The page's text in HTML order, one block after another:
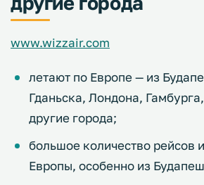
www.wizzair.com
летают по Европе — из
Гданьска, Лондона,
другие города;
большое количество рейсов
Европы, особенно из